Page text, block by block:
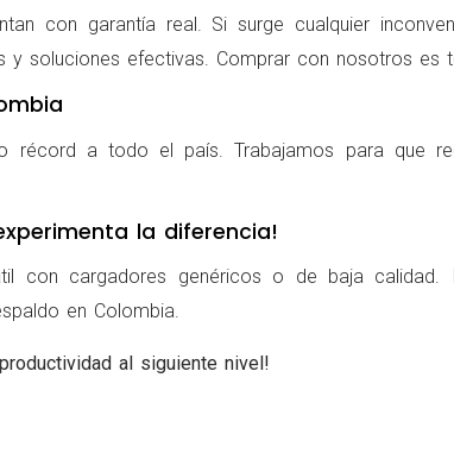
con garantía real. Si surge cualquier
y soluciones efectivas. Comprar con nosotros es
récord a todo el país. Trabajamos para que
la diferencia!
con cargadores genéricos o de baja
en Colombia.
al siguiente nivel!